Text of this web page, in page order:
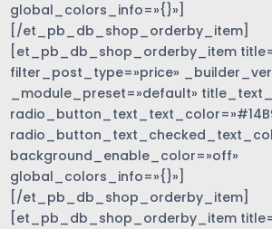
global_colors_info=»{}»]
[/et_pb_db_shop_orderby_item]
[et_pb_db_shop_orderby_item
filter_post_type=»price»
_module_preset=»default»
background_enable_color=»off»
global_colors_info=»{}»]
[/et_pb_db_shop_orderby_item]
[et_pb_db_shop_orderby_item